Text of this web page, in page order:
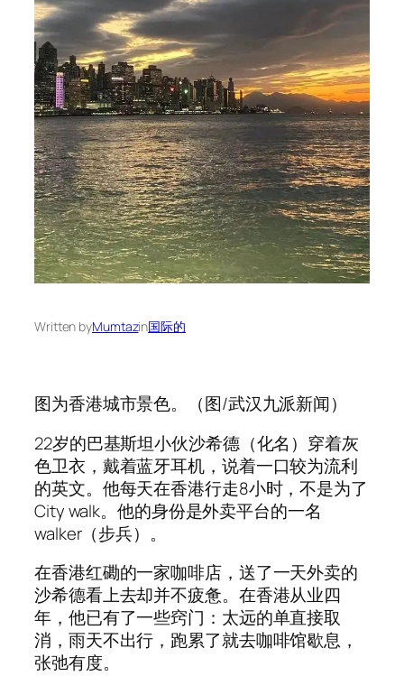
Written byMumtazin国际的
图为香港城市景色。（图/武汉九派新闻）
22岁的巴基斯坦小伙沙希德（化名）穿着灰
色卫衣，戴着蓝牙耳机，说着一口较为流利
的英文。他每天在香港行走8小时，不是为了
City walk。他的身份是外卖平台的一名
walker（步兵）。
在香港红磡的一家咖啡店，送了一天外卖的
沙希德看上去却并不疲惫。在香港从业四
年，他已有了一些窍门：太远的单直接取
消，雨天不出行，跑累了就去咖啡馆歇息，
张弛有度。